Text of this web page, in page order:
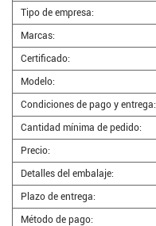
Tipo de empresa:
Marcas:
Certificado:
Modelo:
Condiciones de pago y entrega:
Cantidad mínima de pedido:
Precio:
Detalles del embalaje:
Plazo de entrega:
Método de pago: